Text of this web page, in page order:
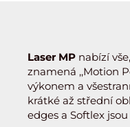
Laser MP nabízí
znamená ,,Motion
výkonem a
krátké až střední
edges a Softlex